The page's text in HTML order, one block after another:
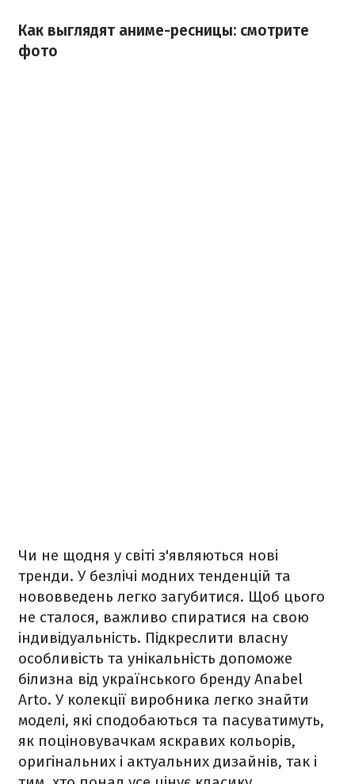
Как выглядят аниме-ресницы: смотрите
фото
Чи не щодня у світі з'являються нові
тренди. У безлічі модних тенденцій та
нововведень легко загубитися. Щоб цього
не сталося, важливо спиратися на свою
індивідуальність. Підкреслити власну
особливість та унікальність допоможе
білизна від українського бренду Anabel
Arto. У колекції виробника легко знайти
моделі, які сподобаються та пасуватимуть,
як поціновувачкам яскравих кольорів,
оригінальних і актуальних дизайнів, так і